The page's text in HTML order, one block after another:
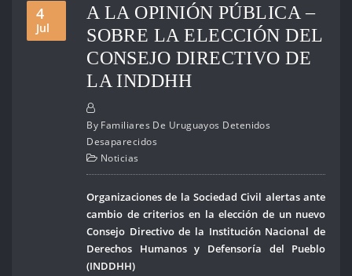
4
Jul
A LA OPINIÓN PÚBLICA –
SOBRE LA ELECCIÓN DEL
CONSEJO DIRECTIVO DE
LA INDDHH
By Familiares De Uruguayos Detenidos
Desaparecidos
Noticias
Organizaciones de la Sociedad Civil alertas ante
cambio de criterios en la elección de un nuevo
Consejo Directivo de la Institución Nacional de
Derechos Humanos y Defensoría del Pueblo
(INDDHH)